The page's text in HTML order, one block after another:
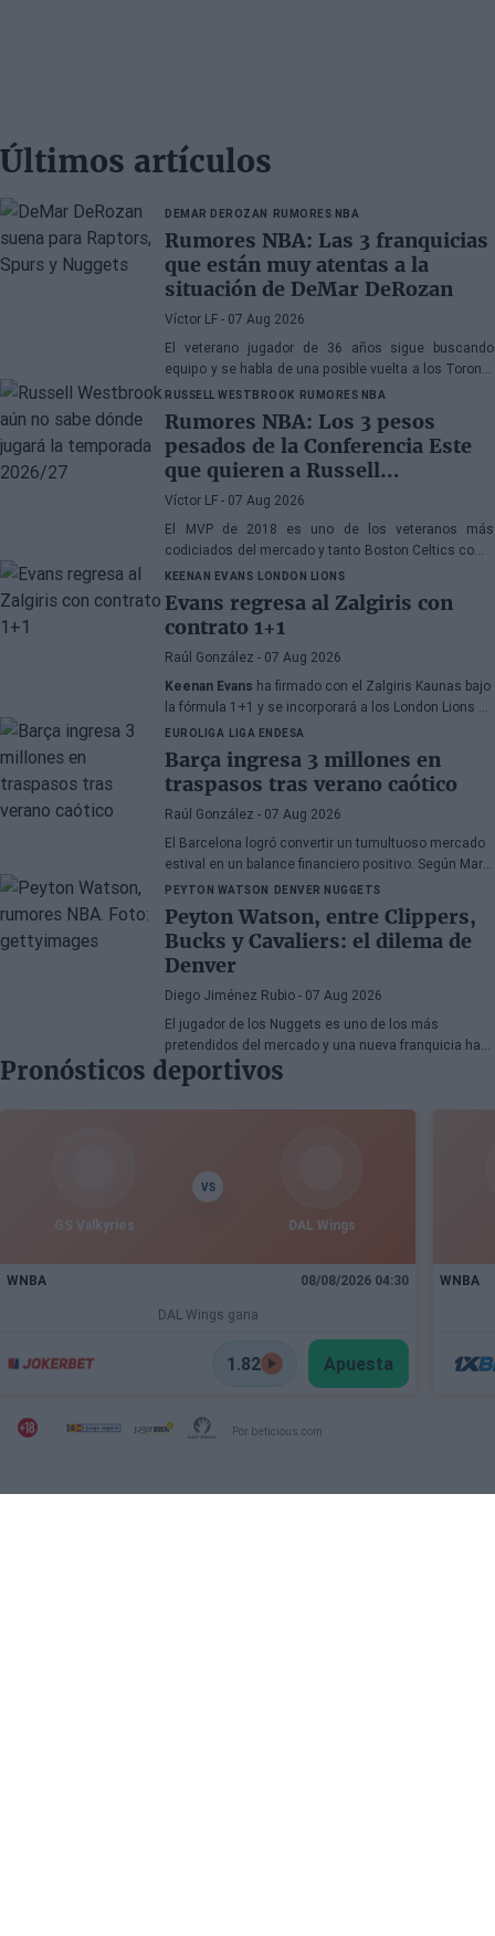
Últimos artículos
DEMAR DEROZAN RUMORES NBA
Rumores NBA: Las 3 franquicias
que están muy atentas a la
situación de DeMar DeRozan
Víctor LF - 07 Aug 2026
El veterano jugador de 36 años sigue buscando
equipo y se habla de una posible vuelta a los Toronto
Raptors o San Antonio Spurs, mientras Denver
Nuggets también forma parte de la ecuación
RUSSELL WESTBROOK RUMORES NBA
Rumores NBA: Los 3 pesos
pesados de la Conferencia Este
que quieren a Russell
Westbrook
Víctor LF - 07 Aug 2026
El MVP de 2018 es uno de los veteranos más
codiciados del mercado y tanto Boston Celtics como
Cleveland Cavaliers y Detroit Pistons estarían
interesados en hacerse con sus servicios
KEENAN EVANS LONDON LIONS
Evans regresa al Zalgiris con
contrato 1+1
Raúl González - 07 Aug 2026
Keenan Evans ha firmado con el Zalgiris Kaunas bajo
la fórmula 1+1 y se incorporará a los London Lions en
calidad de cedido durante la temporada 2026/27. El
base estadounidense continúa su proceso de
recuperación tras las lesiones sufridas en los
últimos meses.
EUROLIGA LIGA ENDESA
Barça ingresa 3 millones en
traspasos tras verano caótico
Raúl González - 07 Aug 2026
El Barcelona logró convertir un tumultuoso mercado
estival en un balance financiero positivo. Según Marc
Mundet, la sección azulgrana ingresó cerca de tres
millones de euros procedentes de salidas de
jugadores, a pesar de un proceso de transferencias
marcado por la incertidumbre y los cambios de
última hora.
PEYTON WATSON DENVER NUGGETS
Peyton Watson, entre Clippers,
Bucks y Cavaliers: el dilema de
Denver
Diego Jiménez Rubio - 07 Aug 2026
El jugador de los Nuggets es uno de los más
pretendidos del mercado y una nueva franquicia ha
entrado en la puja.
Pronósticos deportivos
GS Valkyries
VS
DAL Wings
WNBA 08/08/2026 04:30
DAL Wings gana
1.82 Apuesta
WNBA
Por beticious.com